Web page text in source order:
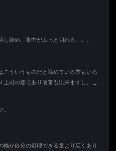
始め、集中がふっと切れる。。。
こういうものだと諦めている方もいる
司の姿であり改善も出来ますし、こ
が自分の処理できる量より広くあり